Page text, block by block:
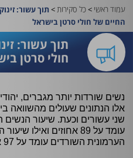
עמוד ראשי>כל סקירות> תוך עשור:
החיים של חולי סרטן בישראל
תוך עשור:
חולי סרטן
נשים שורדות יותר מגברים,
אלו הנתונים שעולים מהשוואה
שני עשורים וכעת. שיעור הנשים
עומד על 89 אחוזים
הערמונית השורדים עומד על 97 אחוזים